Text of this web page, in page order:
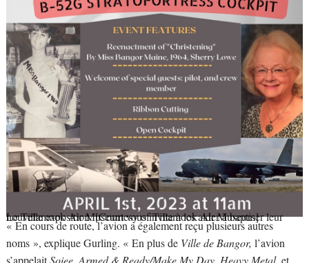
Le Tillamook Air Museum vous invite à les aider à baptiser leur nouvelle exposition. [Courtesy of Tillamook Air Museum]
« En cours de route, l’avion a également reçu plusieurs autres
noms », explique Gurling. « En plus de Ville de Bangor, l’avion